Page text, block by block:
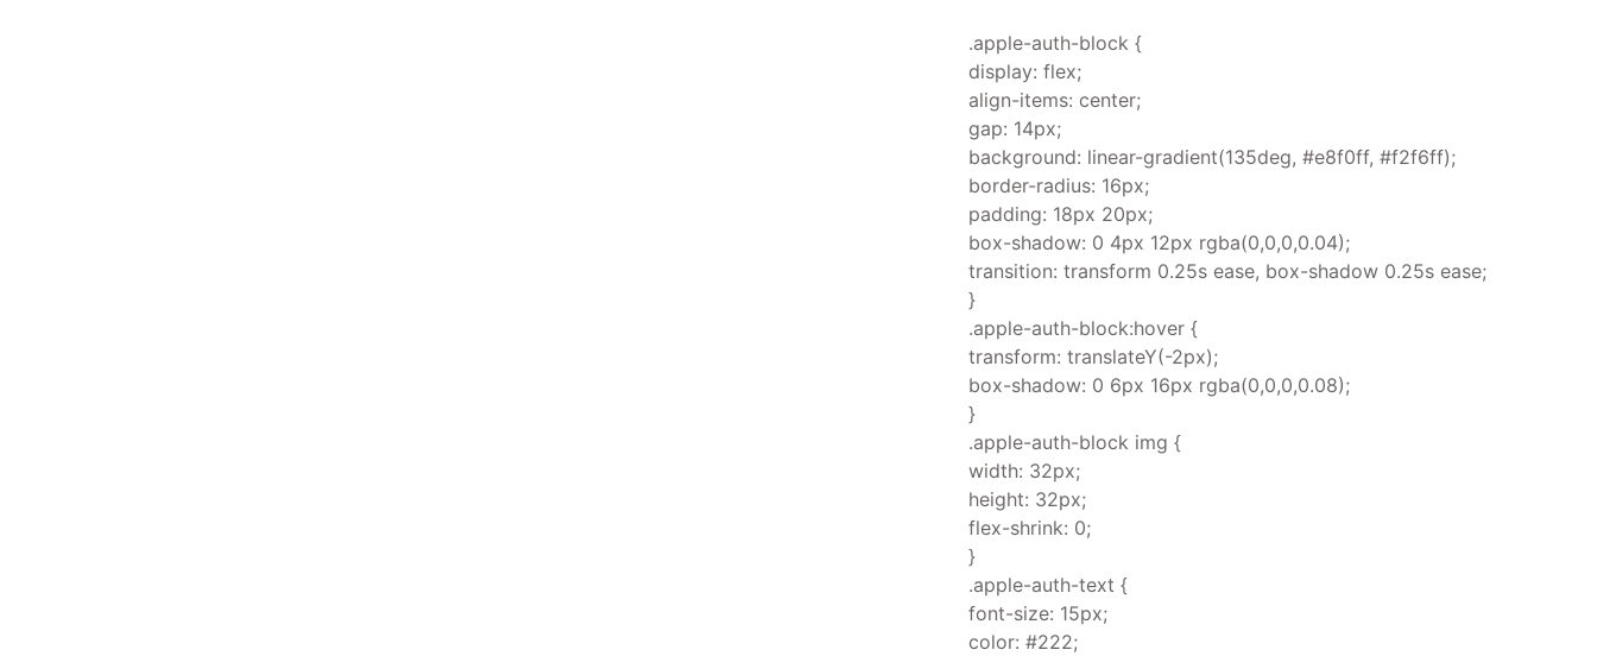
.apple-auth-block {
display: flex;
align-items: center;
gap: 14px;
background: linear-gradient(135deg, #e8f0ff, #f2f6ff);
border-radius: 16px;
padding: 18px 20px;
box-shadow: 0 4px 12px rgba(0,0,0,0.04);
transition: transform 0.25s ease, box-shadow 0.25s ease;
}
.apple-auth-block:hover {
transform: translateY(-2px);
box-shadow: 0 6px 16px rgba(0,0,0,0.08);
}
.apple-auth-block img {
width: 32px;
height: 32px;
flex-shrink: 0;
}
.apple-auth-text {
font-size: 15px;
color: #222;